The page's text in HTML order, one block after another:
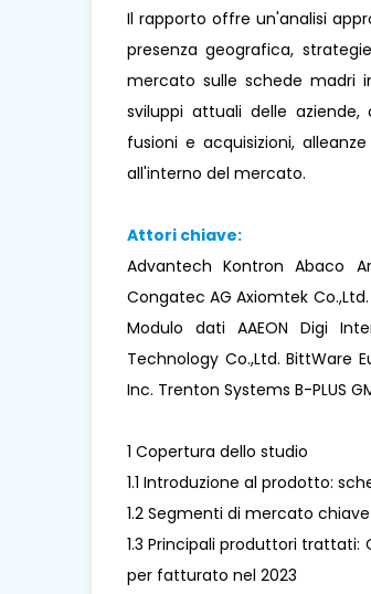
Il rapporto offre un'analisi
presenza geografica,
mercato sulle schede madri
sviluppi attuali delle aziende,
fusioni e acquisizioni,
all'interno del mercato.
Attori chiave:
Advantech Kontron Abaco
Congatec AG Axiomtek
Modulo dati AAEON Digi
Technology Co.,Ltd. BittWare
Inc. Trenton Systems B-PLUS
1 Copertura dello studio
1.1 Introduzione al prodotto:
1.2 Segmenti di mercato
1.3 Principali produttori
per fatturato nel 2023